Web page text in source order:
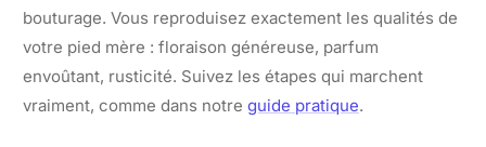
bouturage. Vous reproduisez exactement les qualités de
votre pied mère : floraison généreuse, parfum
envoûtant, rusticité. Suivez les étapes qui marchent
vraiment, comme dans notre guide pratique.